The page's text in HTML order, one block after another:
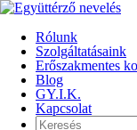
Rólunk
Szolgáltatásaink
Erőszakmentes
Blog
GY.I.K.
Kapcsolat